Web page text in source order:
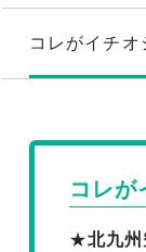
コレがイチオ
コレが
★北九